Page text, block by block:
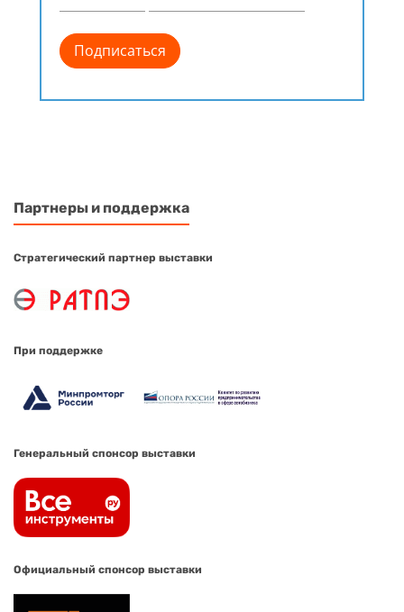
Партнеры и поддержка
Стратегический партнер выставки
При поддержке
Генеральный спонсор выставки
Официальный спонсор выставки